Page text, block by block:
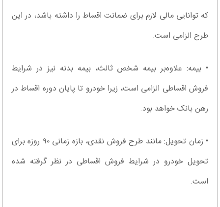
که توانایی مالی لازم برای ضمانت اقساط را داشته باشد، در این
طرح الزامی است.
• بیمه: علاوه‌بر بیمه شخص ثالث، بیمه بدنه نیز در شرایط
فروش اقساطی الزامی است، زیرا خودرو تا پایان دوره اقساط در
رهن بانک خواهد بود.
• زمان تحویل: مانند طرح فروش نقدی، بازه زمانی ۹۰ روزه برای
تحویل خودرو در شرایط فروش اقساطی در نظر گرفته شده
است.